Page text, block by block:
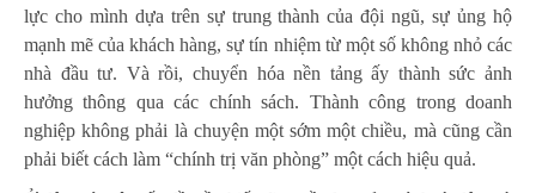
lực cho mình dựa trên sự trung thành của đội ngũ, sự ủng hộ
mạnh mẽ của khách hàng, sự tín nhiệm từ một số không nhỏ các
nhà đầu tư. Và rồi, chuyển hóa nền tảng ấy thành sức ảnh
hưởng thông qua các chính sách. Thành công trong doanh
nghiệp không phải là chuyện một sớm một chiều, mà cũng cần
phải biết cách làm “chính trị văn phòng” một cách hiệu quả.